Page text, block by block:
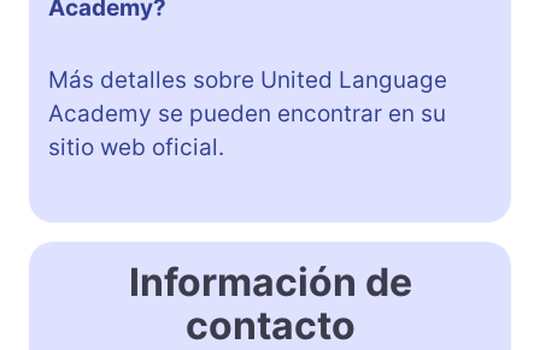
Academy?
Más detalles sobre United Language
Academy se pueden encontrar en su
sitio web oficial.
Información de
contacto